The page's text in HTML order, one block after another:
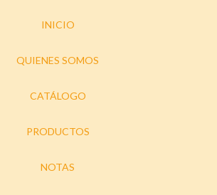
INICIO
QUIENES SOMOS
CATÁLOGO
PRODUCTOS
NOTAS